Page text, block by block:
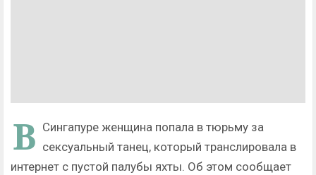
В Сингапуре женщина попала в тюрьму за
сексуальный танец, который транслировала в
интернет с пустой палубы яхты. Об этом сообщает